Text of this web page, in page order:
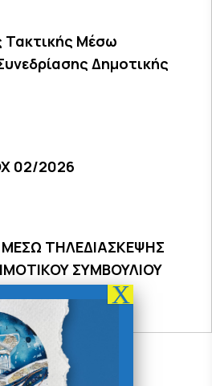
Τακτικής Μέσω
Δημοτικής
02/2026
ΤΗΛΕΔΙΑΣΚΕΨΗΣ
ΣΥΜΒΟΥΛΙΟΥ